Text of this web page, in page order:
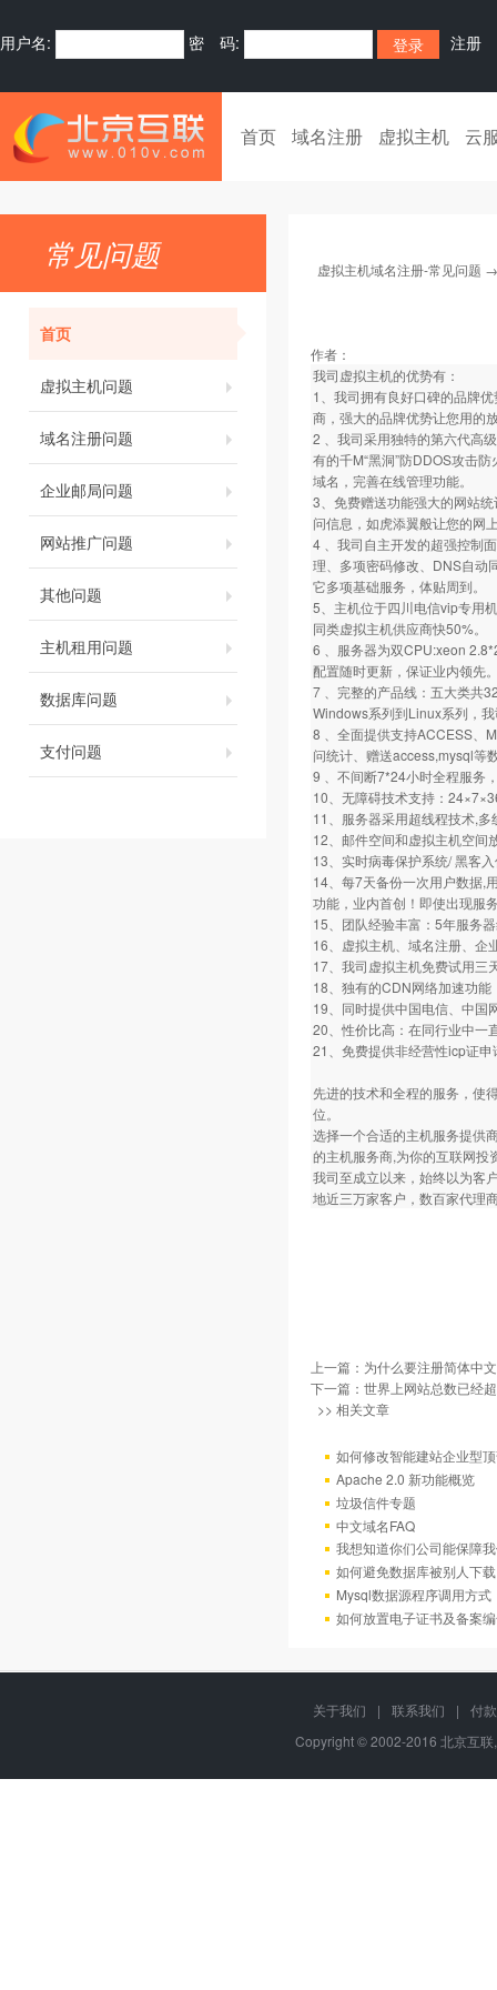
用户名: 密 码: 注册
首页 域名注册 虚拟主机 云
常见问题
首页
虚拟主机问题
域名注册问题
企业邮局问题
网站推广问题
其他问题
主机租用问题
数据库问题
支付问题
虚拟主机域名注册-常见问题
作者：
我司虚拟主机的优势有：
1、我司拥有良好口碑的品牌
商，强大的品牌优势让您用的
2 、我司采用独特的第六代高
有的千M“黑洞”防DDOS攻击
域名，完善在线管理功能。
3、免费赠送功能强大的网站
问信息，如虎添翼般让您的网
4 、我司自主开发的超强控制
理、多项密码修改、DNS自动
它多项基础服务，体贴周到。
5、主机位于四川电信vip专用
同类虚拟主机供应商快50%。
6 、服务器为双CPU:xeon
配置随时更新，保证业内领先
7 、完整的产品线：五大类共
Windows系列到Linux系列，
8 、全面提供支持ACCESS、
问统计、赠送access,mysql等
9 、不间断7*24小时全程服务
10、无障碍技术支持：
11、服务器采用超线程技术,
12、邮件空间和虚拟主机空间
13、实时病毒保护系统/ 黑客
14、每7天备份一次用户数据,
功能，业内首创！即使出现服
15、团队经验丰富：5年服务
16、虚拟主机、域名注册、企
17、我司虚拟主机免费试用三
18、独有的CDN网络加速功
19、同时提供中国电信、中国
20、性价比高：在同行业中一
21、免费提供非经营性icp证
先进的技术和全程的服务，使
位。
选择一个合适的主机服务提供
的主机服务商,为你的互联网投
我司至成立以来，始终以为客
地近三万家客户，数百家代理
上一篇： 为什么要注册简体中
下一篇： 世界上网站总数已经
>> 相关文章
如何修改智能建站企业型
Apache 2.0 新功能概览
垃圾信件专题
中文域名FAQ
我想知道你们公司能保障
如何避免数据库被别人下
Mysql数据源程序调用方
如何放置电子证书及备案
关于我们 | 联系我们 |
付
Copyright © 2002-2016 北京互